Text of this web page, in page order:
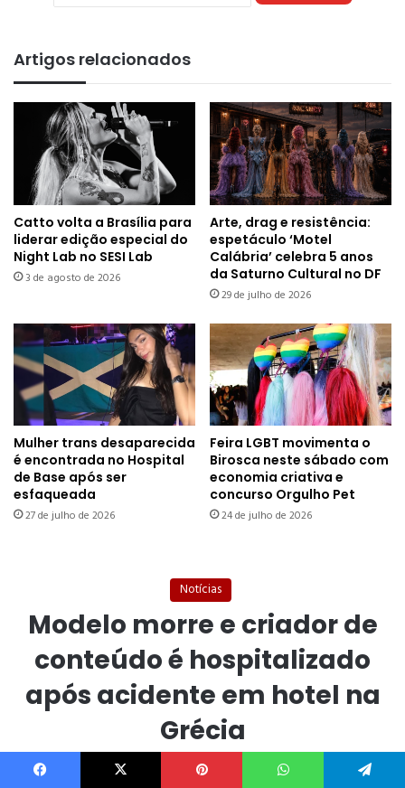
Artigos relacionados
Catto volta a Brasília para
liderar edição especial do
Night Lab no SESI Lab
3 de agosto de 2026
Arte, drag e resistência:
espetáculo ‘Motel
Calábria’ celebra 5 anos
da Saturno Cultural no DF
29 de julho de 2026
Mulher trans desaparecida
é encontrada no Hospital
de Base após ser
esfaqueada
27 de julho de 2026
Feira LGBT movimenta o
Birosca neste sábado com
economia criativa e
concurso Orgulho Pet
24 de julho de 2026